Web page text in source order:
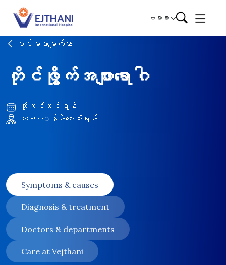
Skip to content
ဗမာစာ
ပင်မစာမျက်နှာ
တိုင်ဖွိုက်အဖျားရောဂါ
ဘိုကင်တင်ရန်
ဆရာ၀◌န်နဲ့တွေ့ဆုံရန်
Symptoms & causes
Diagnosis & treatment
Doctors & departments
Care at Vejthani